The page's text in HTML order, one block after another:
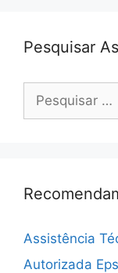
Pesquisar
por:
Assistência
Autorizada